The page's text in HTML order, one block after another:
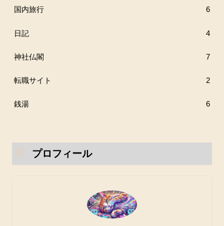
国内旅行 6
日記 4
神社仏閣 7
転職サイト 2
銭湯 6
プロフィール